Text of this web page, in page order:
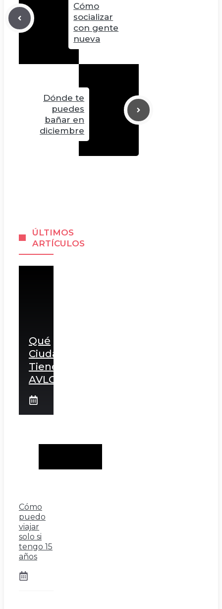
Cómo
socializar
con gente
nueva
Dónde te
puedes
bañar en
diciembre
ÚLTIMOS
ARTÍCULOS
Qué
Ciudades
Tienen
AVLO
Cómo
puedo
viajar
solo si
tengo 15
años